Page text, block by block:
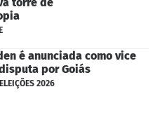
torre de
é anunciada como vice
por Goiás
2026